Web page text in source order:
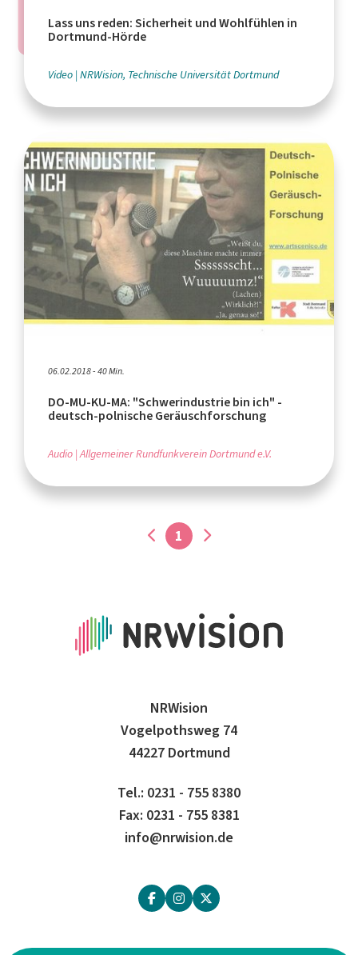
Lass uns reden: Sicherheit und Wohlfühlen in
Dortmund-Hörde
Video NRWision, Technische Universität Dortmund
06.02.2018 - 40 Min.
DO-MU-KU-MA: "Schwerindustrie bin ich" -
deutsch-polnische Geräuschforschung
Audio Allgemeiner Rundfunkverein Dortmund e.V.
1
NRWision
Vogelpothsweg 74
44227 Dortmund
Tel.: 0231 - 755 8380
Fax: 0231 - 755 8381
info@nrwision.de